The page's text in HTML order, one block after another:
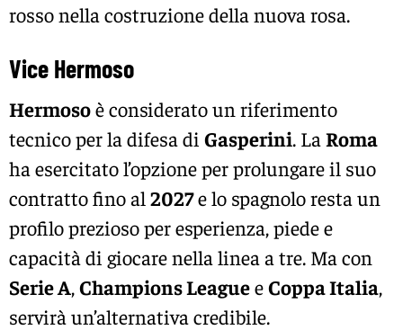
rosso nella costruzione della nuova rosa.
Vice Hermoso
Hermosoè considerato un riferimento
tecnico per la difesa di Gasperini. La Roma
ha esercitato l’opzione per prolungare il suo
contratto fino al 2027e lo spagnolo resta un
profilo prezioso per esperienza, piede e
capacità di giocare nella linea a tre. Ma con
Serie A,Champions LeagueeCoppa Italia,
servirà un’alternativa credibile.